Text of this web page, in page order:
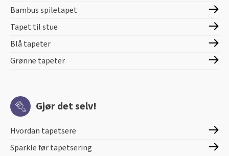
Bambus spiletapet
Tapet til stue
Blå tapeter
Grønne tapeter
Gjør det selv!
Hvordan tapetsere
Sparkle før tapetsering